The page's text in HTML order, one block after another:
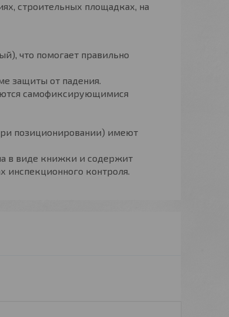
строительных площадках, на
что помогает правильно
защиты от падения.
самофиксирующимися
позиционировании) имеют
в виде книжки и содержит
инспекционного контроля.